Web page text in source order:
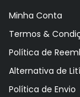
Minha Conta
Termos &
Política de
Alternativa de
Política de Envio